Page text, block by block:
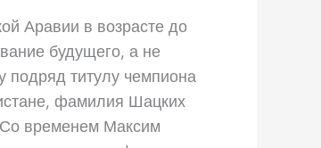
Аравии в возрасте до
будущего, а не
подряд титулу чемпиона
фамилия Шацких
временем Максим